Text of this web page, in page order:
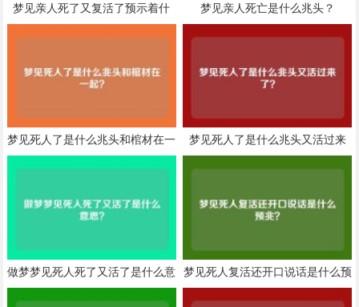
梦见亲人死了又复活了预示着什
么？
梦见亲人死亡是什么兆头？
梦见死人了是什么兆头和棺材在一
起？
梦见死人了是什么兆头又活过来
了？
做梦梦见死人死了又活了是什么意
思？
梦见死人复活还开口说话是什么预
兆？